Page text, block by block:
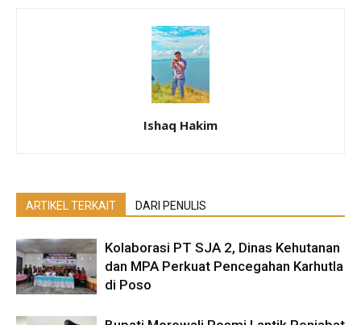
Ishaq Hakim
ARTIKEL TERKAIT DARI PENULIS
Kolaborasi PT SJA 2, Dinas Kehutanan
dan MPA Perkuat Pencegahan Karhutla
di Poso